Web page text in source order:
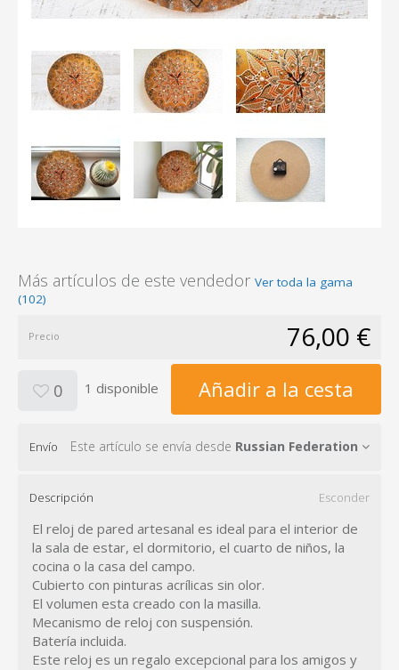
Más artículos de este vendedor Ver toda la gama
(102)
Precio 76,00 €
0 1 disponible Añadir a la cesta
Envío Este artículo se envía desde Russian Federation
Descripción Esconder
El reloj de pared artesanal es ideal para el interior de
la sala de estar, el dormitorio, el cuarto de niños, la
cocina o la casa del campo.
Cubierto con pinturas acrílicas sin olor.
El volumen esta creado con la masilla.
Mecanismo de reloj con suspensión.
Batería incluida.
Este reloj es un regalo excepcional para los amigos y